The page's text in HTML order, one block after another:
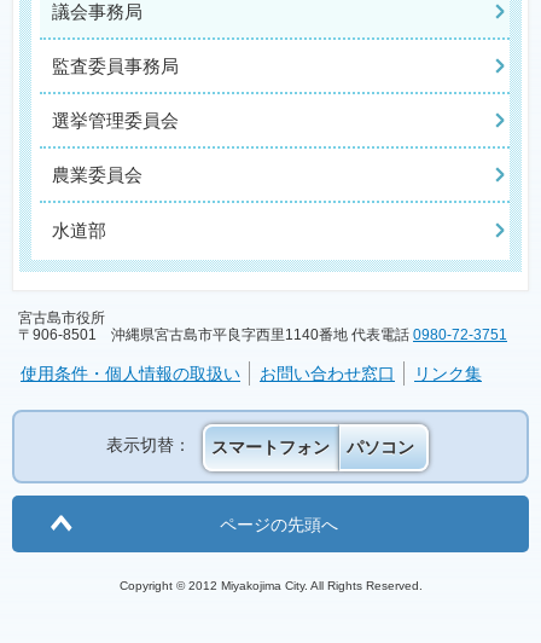
議会事務局
監査委員事務局
選挙管理委員会
農業委員会
水道部
宮古島市役所
〒906-8501 沖縄県宮古島市平良字西里1140番地 代表電話 0980-72-3751
使用条件・個人情報の取扱い お問い合わせ窓口 リンク集
表示切替： スマートフォン パソコン
ページの先頭へ
Copyright © 2012 Miyakojima City. All Rights Reserved.